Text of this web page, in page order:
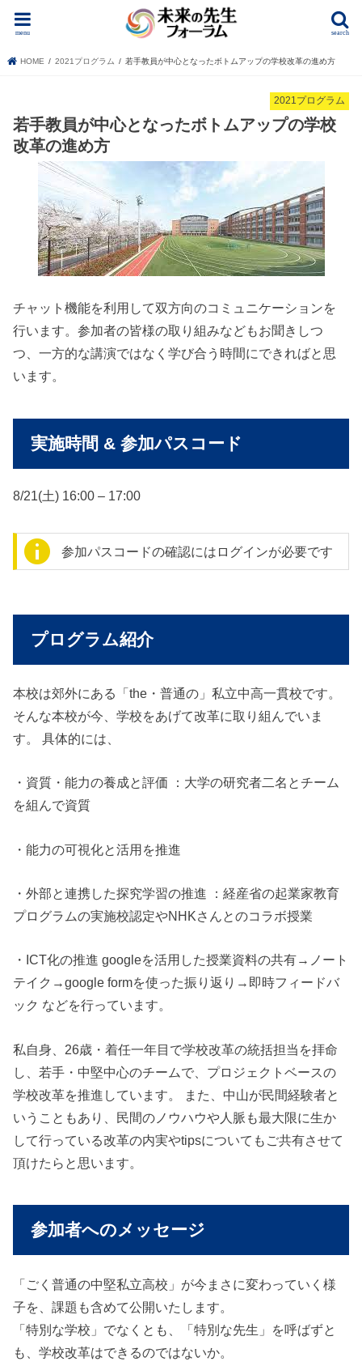
search
menu
HOME 2021プログラム 若手教員が中心となったボトムアップの学校改革の進め方
2021プログラム
若手教員が中心となったボトムアップの学校
改革の進め方
チャット機能を利用して双方向のコミュニケーションを
行います。参加者の皆様の取り組みなどもお聞きしつ
つ、一方的な講演ではなく学び合う時間にできればと思
います。
実施時間 & 参加パスコード
8/21(土) 16:00 – 17:00
参加パスコードの確認にはログインが必要です
プログラム紹介
本校は郊外にある「the・普通の」私立中高一貫校です。
そんな本校が今、学校をあげて改革に取り組んでいま
す。 具体的には、
・資質・能力の養成と評価 ：大学の研究者二名とチーム
を組んで資質
・能力の可視化と活用を推進
・外部と連携した探究学習の推進 ：経産省の起業家教育
プログラムの実施校認定やNHKさんとのコラボ授業
・ICT化の推進 googleを活用した授業資料の共有→ノート
テイク→google formを使った振り返り→即時フィードバ
ック などを行っています。
私自身、26歳・着任一年目で学校改革の統括担当を拝命
し、若手・中堅中心のチームで、プロジェクトベースの
学校改革を推進しています。 また、中山が民間経験者と
いうこともあり、民間のノウハウや人脈も最大限に生か
して行っている改革の内実やtipsについてもご共有させて
頂けたらと思います。
参加者へのメッセージ
「ごく普通の中堅私立高校」が今まさに変わっていく様
子を、課題も含めて公開いたします。
「特別な学校」でなくとも、「特別な先生」を呼ばずと
も、学校改革はできるのではないか。